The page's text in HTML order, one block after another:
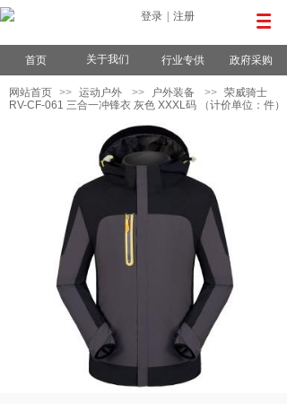
登录 注册
首页 关于我们 行业专供 政府采购
网站首页 >> 运动户外 >> 户外装备 >> 荣威骑士
RV-CF-061 三合一冲锋衣 灰色 XXXL码 （计价单位：件）